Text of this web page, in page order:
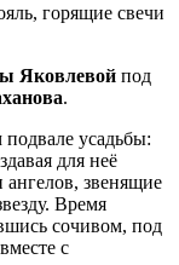
горящие свечи
Яковлевой под
.
усадьбы:
для неё
звенящие
Время
сочивом, под
с